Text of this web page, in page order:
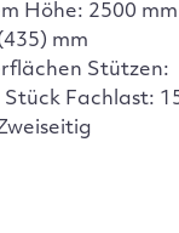
Höhe: 2500 mm
mm
Stützen:
Fachlast: